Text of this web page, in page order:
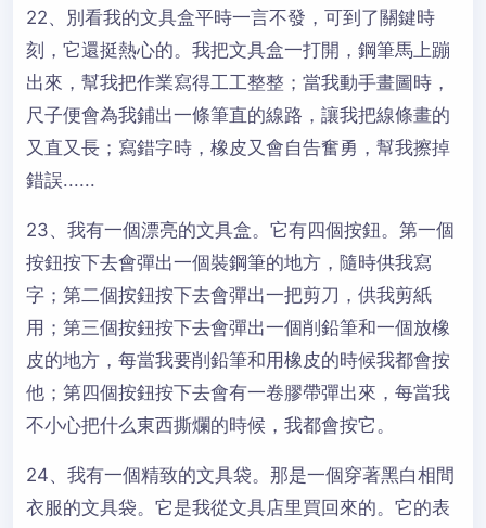
22、別看我的文具盒平時一言不發，可到了關鍵時
刻，它還挺熱心的。我把文具盒一打開，鋼筆馬上蹦
出來，幫我把作業寫得工工整整；當我動手畫圖時，
尺子便會為我鋪出一條筆直的線路，讓我把線條畫的
又直又長；寫錯字時，橡皮又會自告奮勇，幫我擦掉
錯誤......
23、我有一個漂亮的文具盒。它有四個按鈕。第一個
按鈕按下去會彈出一個裝鋼筆的地方，隨時供我寫
字；第二個按鈕按下去會彈出一把剪刀，供我剪紙
用；第三個按鈕按下去會彈出一個削鉛筆和一個放橡
皮的地方，每當我要削鉛筆和用橡皮的時候我都會按
他；第四個按鈕按下去會有一卷膠帶彈出來，每當我
不小心把什么東西撕爛的時候，我都會按它。
24、我有一個精致的文具袋。那是一個穿著黑白相間
衣服的文具袋。它是我從文具店里買回來的。它的表